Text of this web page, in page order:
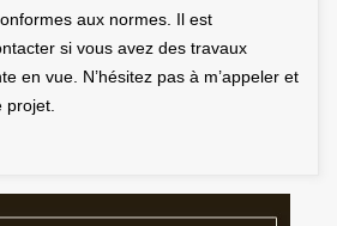
aux normes. Il est
si vous avez des travaux
en vue. N’hésitez pas à m’appeler et